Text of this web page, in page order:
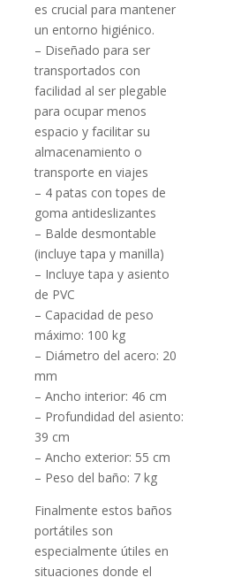
es crucial para mantener
un entorno higiénico.
– Diseñado para ser
transportados con
facilidad al ser plegable
para ocupar menos
espacio y facilitar su
almacenamiento o
transporte en viajes
– 4 patas con topes de
goma antideslizantes
– Balde desmontable
(incluye tapa y manilla)
– Incluye tapa y asiento
de PVC
– Capacidad de peso
máximo: 100 kg
– Diámetro del acero: 20
mm
– Ancho interior: 46 cm
– Profundidad del asiento:
39 cm
– Ancho exterior: 55 cm
– Peso del baño: 7 kg
Finalmente estos baños
portátiles son
especialmente útiles en
situaciones donde el